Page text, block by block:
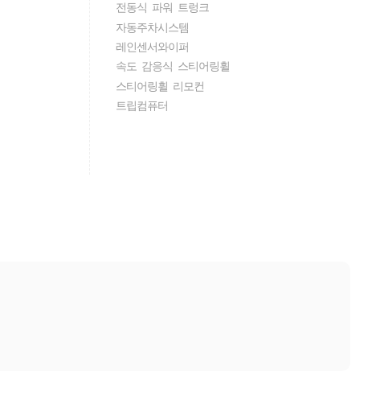
전동식 파워 트렁크
자동주차시스템
레인센서와이퍼
속도 감응식 스티어링휠
스티어링휠 리모컨
트립컴퓨터